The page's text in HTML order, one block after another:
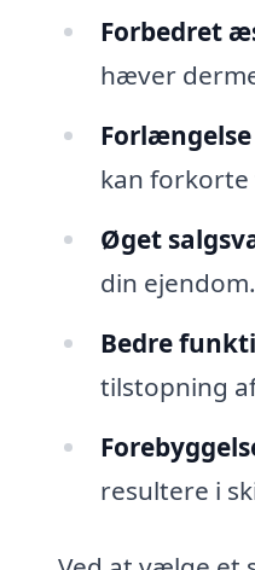
Forbedret
hæver
kan forkorte
Øget
din ejendom.
Bedre
tilstopning
resultere i